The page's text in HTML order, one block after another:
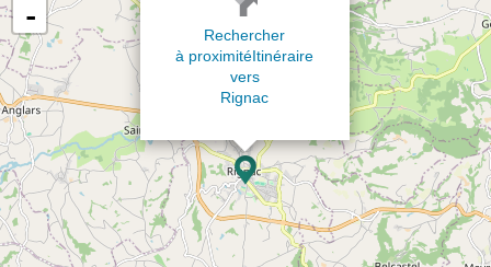
Rechercher
à proximitéItinéraire
vers
Rignac
-